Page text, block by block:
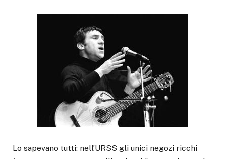
Lo sapevano tutti: nell’URSS gli unici negozi ricchi